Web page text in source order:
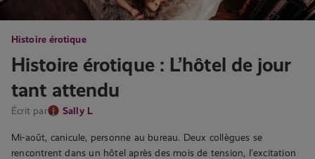
Histoire érotique
Histoire érotique : L’hôtel de jour
tant attendu
Écrit par Sally L
Mi-août, canicule, personne au bureau. Deux collègues se
rencontrent dans un hôtel après des mois de tension, l’excitation